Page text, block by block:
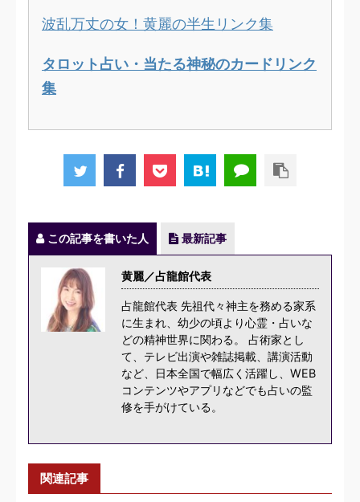
波乱万丈の女！黄麗の半生リンク集
タロット占い・当たる神秘のカードリンク
集
この記事を書いた人 最新記事
黄麗／占龍館代表
占龍館代表 先祖代々神主を務める家系
に生まれ、幼少の頃より心霊・占いな
どの精神世界に関わる。 占術家とし
て、テレビ出演や雑誌掲載、講演活動
など、日本全国で幅広く活躍し、WEB
コンテンツやアプリなどでも占いの監
修を手がけている。
関連記事